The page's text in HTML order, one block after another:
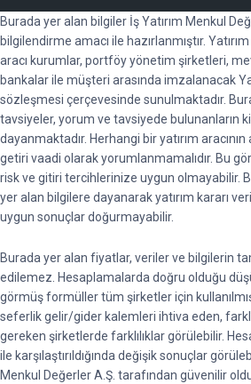
Burada yer alan bilgiler İş Yatırım Menkul
bilgilendirme amacı ile hazırlanmıştır.
aracı kurumlar, portföy yönetim şirketleri,
bankalar ile müşteri arasında imzalanacak
sözleşmesi çerçevesinde sunulmaktadır.
tavsiyeler, yorum ve tavsiyede bulunanların
dayanmaktadır. Herhangi bir yatırım
getiri vaadi olarak yorumlanmamalıdır. Bu
risk ve gitiri tercihlerinize uygun olmayabilir.
yer alan bilgilere dayanarak yatırım kararı
uygun sonuçlar doğurmayabilir.
Burada yer alan fiyatlar, veriler ve bilgilerin
edilemez. Hesaplamalarda doğru olduğu
görmüş formüller tüm şirketler için
seferlik gelir/gider kalemleri ihtiva eden,
gereken şirketlerde farklılıklar görülebilir.
ile karşılaştırıldığında değişik sonuçlar
Menkul Değerler A.Ş. tarafından güvenilir